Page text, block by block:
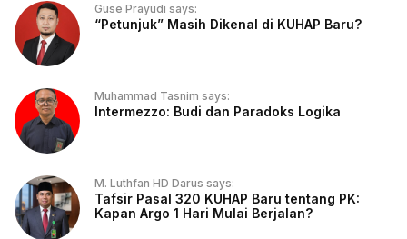
Guse Prayudi says:
“Petunjuk” Masih Dikenal di KUHAP Baru?
Muhammad Tasnim says:
Intermezzo: Budi dan Paradoks Logika
M. Luthfan HD Darus says:
Tafsir Pasal 320 KUHAP Baru tentang PK:
Kapan Argo 1 Hari Mulai Berjalan?